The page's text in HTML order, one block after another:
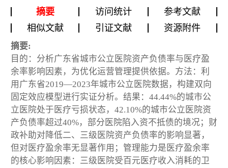
摘要 访问统计
参考文献
相似文献
引证文献 资源附件
摘要:
目的：分析广东省城市公立医院资产负债率与医疗盈
余率影响因素，为优化运营管理提供依据。方法：利
用广东省2019—2023年城市公立医院数据，构建双向
固定效应模型进行实证分析。结果：44.44%的城市公
立医院处于医疗亏损状态，42.10%的城市公立医院资
产负债率超过40%，部分医院陷入资不抵债的境况；财
政补助对降低二、三级医院资产负债率的影响显著，
但对医疗盈余率无显著作用；管理能力是医疗盈余率
的核心影响因素：三级医院受百元医疗收入消耗的卫